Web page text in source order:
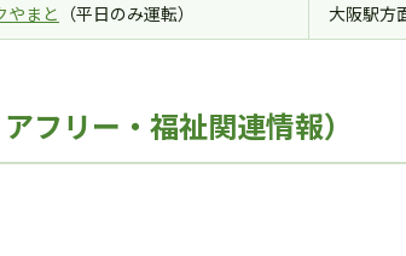
やまと （平日のみ運転） 大阪駅方
フリー・福祉関連情報）